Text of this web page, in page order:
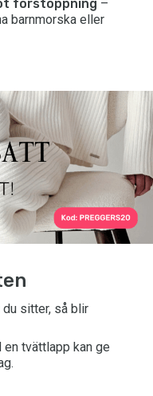
förstoppning –
barnmorska eller
du sitter, så blir
tvättlapp kan ge